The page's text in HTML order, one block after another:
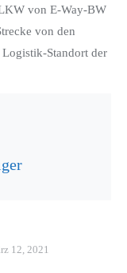
von E-Way-BW
von den
Standort der
12, 2021